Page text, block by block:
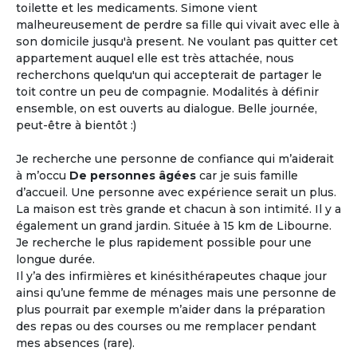
toilette et les medicaments. Simone vient
malheureusement de perdre sa fille qui vivait avec elle à
son domicile jusqu'à present. Ne voulant pas quitter cet
appartement auquel elle est très attachée, nous
recherchons quelqu'un qui accepterait de partager le
toit contre un peu de compagnie. Modalités à définir
ensemble, on est ouverts au dialogue. Belle journée,
peut-être à bientôt :)
Je recherche une personne de confiance qui m’aiderait
à m’occu De personnes âgées car je suis famille
d’accueil. Une personne avec expérience serait un plus.
La maison est très grande et chacun à son intimité. Il y a
également un grand jardin. Située à 15 km de Libourne.
Je recherche le plus rapidement possible pour une
longue durée.
Il y’a des infirmières et kinésithérapeutes chaque jour
ainsi qu’une femme de ménages mais une personne de
plus pourrait par exemple m’aider dans la préparation
des repas ou des courses ou me remplacer pendant
mes absences (rare).